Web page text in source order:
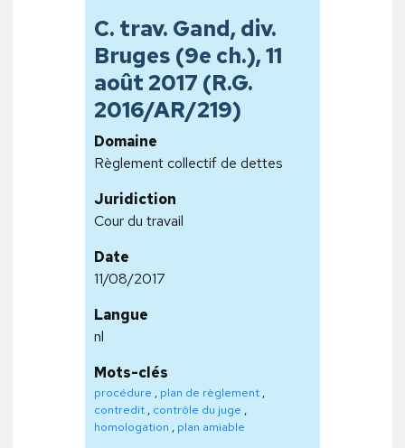
C. trav. Gand, div.
Bruges (9e ch.), 11
août 2017 (R.G.
2016/AR/219)
Domaine
Règlement collectif de dettes
Juridiction
Cour du travail
Date
11/08/2017
Langue
nl
Mots-clés
procédure , plan de règlement ,
contredit , contrôle du juge ,
homologation , plan amiable